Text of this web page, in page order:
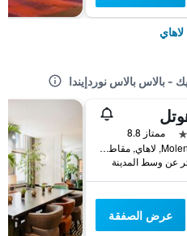
- بالاس بالاس نوردإيندا
ممتاز 8.8
Molenstraat 26, لاهاي, مقاطعة جنوب هولندا, هولندا
عرض الصفقة